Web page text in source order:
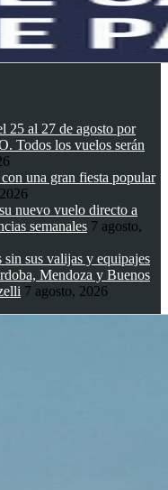
25 al 27 de agosto por
Todos los vuelos serán
una gran fiesta popular
nuevo vuelo directo a
semanales 7 agosto,
sus valijas y equipajes
Mendoza y Buenos
7 agosto, 2026